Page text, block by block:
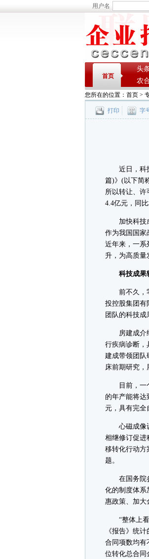
用户名
首页
头
农
您所在的位置： 首页 >
打印 字
近日，科技
篇)》(以下简
所以转让、许
4.4亿元，同
加快科技成
作为我国国家
近年来，一系
升，为高质量
科技成果转
前不久，零
投控股集团有
团队的科技成
房建成介绍
行疾病诊断，
建成带领团队
床前期研究，
目前，一个
的年产能将达
元，具有完全
心磁成像设
相继修订促进
移转化行动方
题。
在国务院参
化的制度体系
惠政策、加大
“整体上看
《报告》统
合同项数均有
位转化总合同